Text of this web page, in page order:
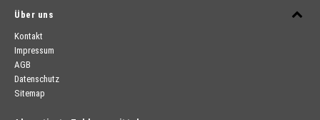
Über uns
Kontakt
Impressum
AGB
Datenschutz
Sitemap